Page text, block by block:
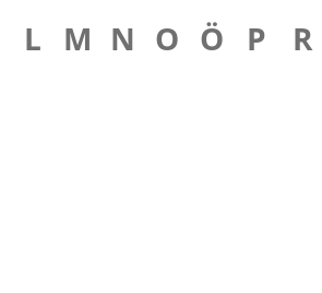
L M N O Ö P R